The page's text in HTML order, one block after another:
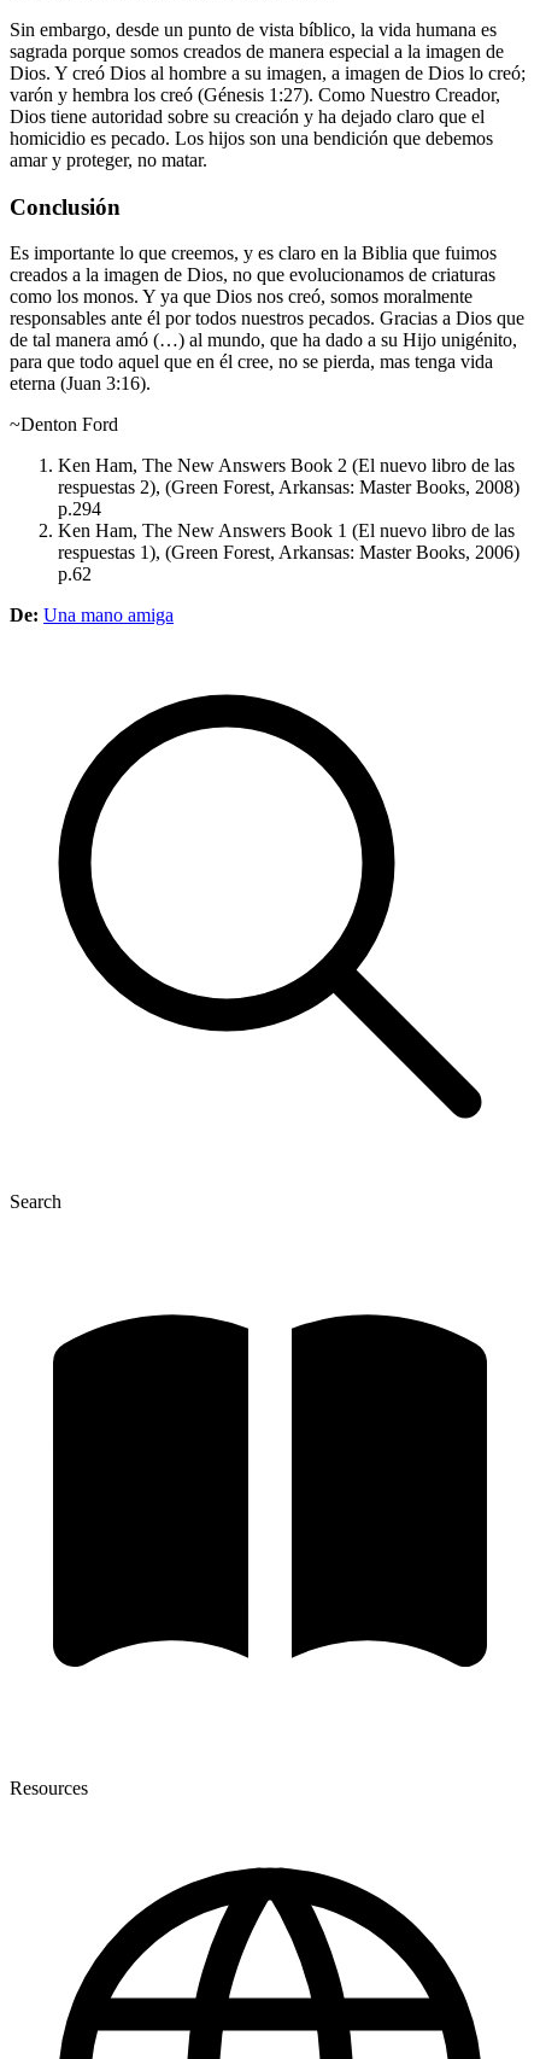
Sin embargo, desde un punto de vista bíblico, la vida humana es
sagrada porque somos creados de manera especial a la imagen de
Dios. Y creó Dios al hombre a su imagen, a imagen de Dios lo creó;
varón y hembra los creó (Génesis 1:27). Como Nuestro Creador,
Dios tiene autoridad sobre su creación y ha dejado claro que el
homicidio es pecado. Los hijos son una bendición que debemos
amar y proteger, no matar.
Conclusión
Es importante lo que creemos, y es claro en la Biblia que fuimos
creados a la imagen de Dios, no que evolucionamos de criaturas
como los monos. Y ya que Dios nos creó, somos moralmente
responsables ante él por todos nuestros pecados. Gracias a Dios que
de tal manera amó (…) al mundo, que ha dado a su Hijo unigénito,
para que todo aquel que en él cree, no se pierda, mas tenga vida
eterna (Juan 3:16).
~Denton Ford
Ken Ham, The New Answers Book 2 (El nuevo libro de las
respuestas 2), (Green Forest, Arkansas: Master Books, 2008)
p.294
Ken Ham, The New Answers Book 1 (El nuevo libro de las
respuestas 1), (Green Forest, Arkansas: Master Books, 2006)
p.62
De: Una mano amiga
Search
Resources